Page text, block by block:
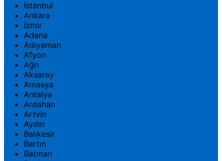
İstanbul
Ankara
İzmir
Adana
Adıyaman
Afyon
Ağrı
Aksaray
Amasya
Antalya
Ardahan
Artvin
Aydın
Balıkesir
Bartın
Batman